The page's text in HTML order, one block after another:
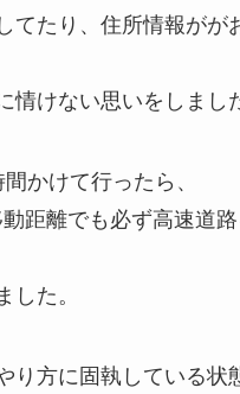
てたり、住所情報がが
情けない思いをしまし
かけて行ったら、
距離でも必ず高速道路
した。
り方に固執している状